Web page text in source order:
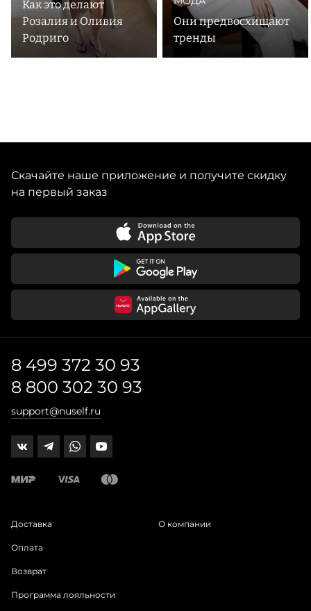
Как это делают
Розалия и Оливия
Родриго
Они предвосхищают
тренды
Скачайте наше приложение и получите скидку
на первый заказ
8 499 372 30 93
8 800 302 30 93
support@nuself.ru
Доставка
Оплата
Возврат
Программа лояльности
О компании